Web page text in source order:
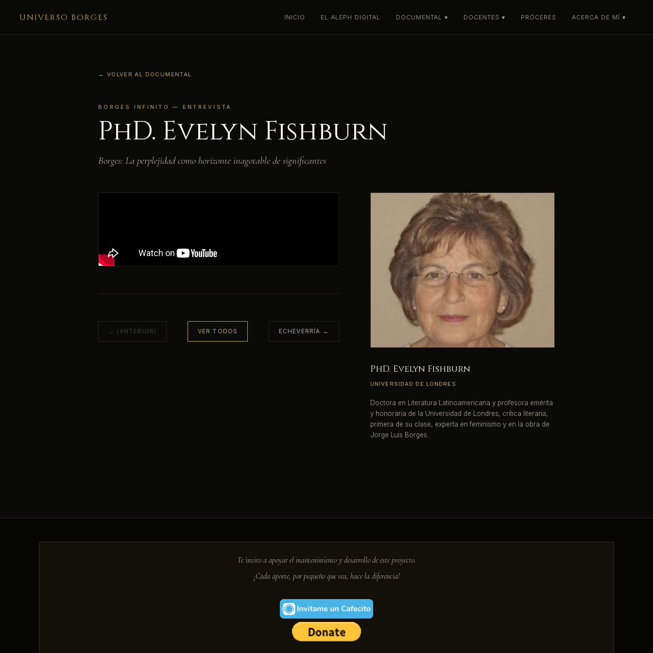
UNIVERSO BORGES INICIO EL ALEPH DIGITAL DOCUMENTAL ▾ DOCENTES ▾ PRÓCERES ACERCA DE MÍ ▾
← VOLVER AL DOCUMENTAL
BORGES INFINITO — ENTREVISTA
PhD. Evelyn Fishburn
Borges: La perplejidad como horizonte inagotable de significantes
← (ANTERIOR) VER TODOS ECHEVERRÍA →
PhD. Evelyn Fishburn
UNIVERSIDAD DE LONDRES
Doctora en Literatura Latinoamericana y profesora emérita
y honoraria de la Universidad de Londres, crítica literaria,
primera de su clase, experta en feminismo y en la obra de
Jorge Luis Borges.
Te invito a apoyar el mantenimiento y desarrollo de este proyecto.
¡Cada aporte, por pequeño que sea, hace la diferencia!